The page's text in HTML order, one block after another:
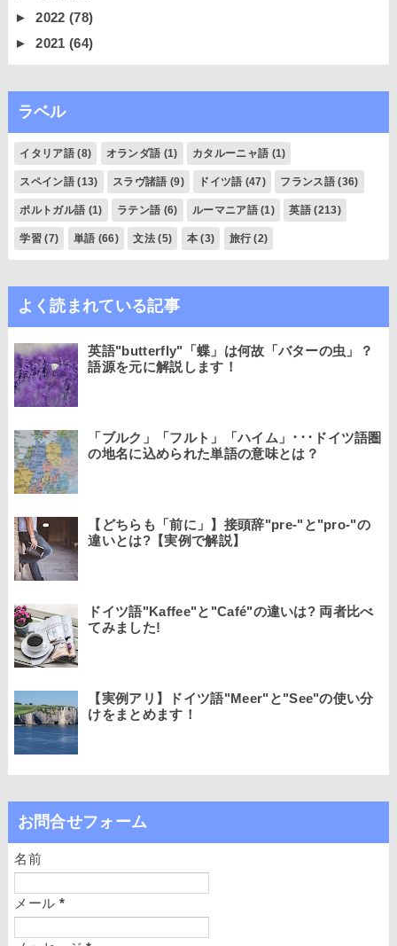
►2022(78)
►2021(64)
ラベル
イタリア語 (8) オランダ語 (1) カタルーニャ語 (1)
スペイン語 (13) スラヴ諸語 (9) ドイツ語 (47) フランス語 (36)
ポルトガル語 (1) ラテン語 (6) ルーマニア語 (1) 英語 (213)
学習 (7) 単語 (66) 文法 (5) 本 (3) 旅行 (2)
よく読まれている記事
英語"butterfly"「蝶」は何故「バターの虫」？
語源を元に解説します！
「ブルク」「フルト」「ハイム」･･･ドイツ語圏
の地名に込められた単語の意味とは？
【どちらも「前に」】接頭辞"pre-"と"pro-"の
違いとは?【実例で解説】
ドイツ語"Kaffee"と"Café"の違いは? 両者比べ
てみました!
【実例アリ】ドイツ語"Meer"と"See"の使い分
けをまとめます！
お問合せフォーム
名前
メール *